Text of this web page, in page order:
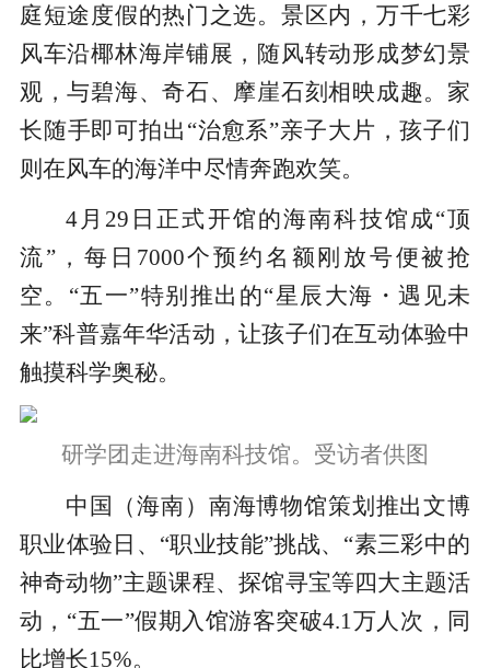
庭短途度假的热门之选。景区内，万千七彩
风车沿椰林海岸铺展，随风转动形成梦幻景
观，与碧海、奇石、摩崖石刻相映成趣。家
长随手即可拍出“治愈系”亲子大片，孩子们
则在风车的海洋中尽情奔跑欢笑。
4月29日正式开馆的海南科技馆成“顶
流”，每日7000个预约名额刚放号便被抢
空。“五一”特别推出的“星辰大海・遇见未
来”科普嘉年华活动，让孩子们在互动体验中
触摸科学奥秘。
研学团走进海南科技馆。受访者供图
中国（海南）南海博物馆策划推出文博
职业体验日、“职业技能”挑战、“素三彩中的
神奇动物”主题课程、探馆寻宝等四大主题活
动，“五一”假期入馆游客突破4.1万人次，同
比增长15%。